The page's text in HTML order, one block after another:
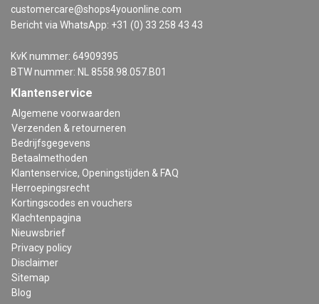
customercare@shops4youonline.com
Bericht via WhatsApp: +31 (0) 33 258 43 43
KvK nummer: 64909395
BTW nummer: NL 8558.98.057.B01
Klantenservice
Algemene voorwaarden
Verzenden & retourneren
Bedrijfsgegevens
Betaalmethoden
Klantenservice, Openingstijden & FAQ
Herroepingsrecht
Kortingscodes en vouchers
Klachtenpagina
Nieuwsbrief
Privacy policy
Disclaimer
Sitemap
Blog